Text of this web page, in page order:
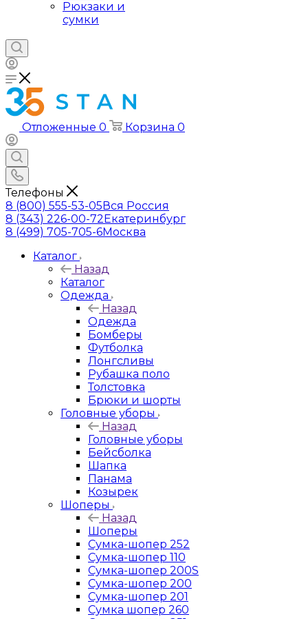
Рюкзаки и
сумки
Отложенные 0 Корзина 0
Телефоны
8 (800) 555-53-05Вся Россия
8 (343) 226-00-72Екатеринбург
8 (499) 705-705-6Москва
Каталог
Назад
Каталог
Одежда
Назад
Одежда
Бомберы
Футболка
Лонгсливы
Рубашка поло
Толстовка
Брюки и шорты
Головные уборы
Назад
Головные уборы
Бейсболка
Шапка
Панама
Козырек
Шоперы
Назад
Шоперы
Сумка-шопер 252
Сумка-шопер 110
Сумка-шопер 200S
Сумка-шопер 200
Сумка-шопер 201
Сумка шопер 260